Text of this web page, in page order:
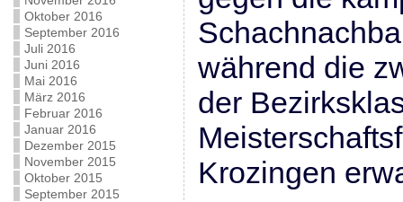
Oktober 2016
September 2016
Juli 2016
Juni 2016
Mai 2016
März 2016
Februar 2016
Januar 2016
Dezember 2015
November 2015
Oktober 2015
September 2015
während die
der
Krozingen